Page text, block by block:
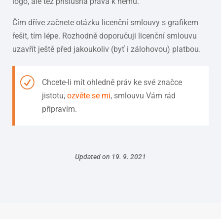
Čím dříve začnete otázku licenční smlouvy s grafikem
řešit, tím lépe. Rozhodně doporučuji licenční smlouvu
uzavřít ještě před jakoukoliv (byť i zálohovou) platbou.
Chcete-li mít ohledně práv ke své značce
jistotu, ozvěte se mi, smlouvu Vám rád
připravím.
Updated on 19. 9. 2021